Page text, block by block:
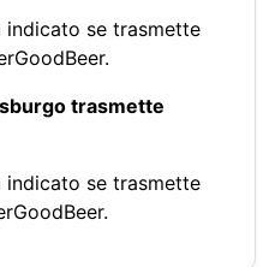
indicato se trasmette
trasmette
indicato se trasmette